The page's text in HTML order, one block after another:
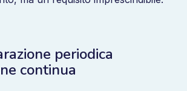
periodica
continua